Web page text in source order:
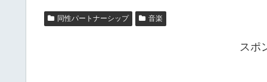
同性パートナーシップ 音楽
スポ